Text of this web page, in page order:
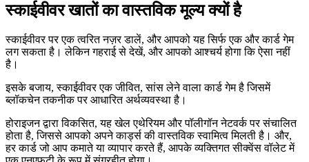
स्काईवीवर खातों का वास्तविक मूल्य क्यों है
स्काईवीवर पर एक त्वरित नज़र डालें, और आपको यह सिर्फ एक और कार्ड गेम
लग सकता है। लेकिन गहराई से देखें, और आपको आश्चर्य होगा कि ऐसा नहीं
है।
इसके बजाय, स्काईवीवर एक जीवित, सांस लेने वाला कार्ड गेम है जिसमें
ब्लॉकचेन तकनीक पर आधारित अर्थव्यवस्था है।
होराइजन द्वारा विकसित, यह खेल एथेरियम और पॉलीगॉन नेटवर्क पर संचालित
होता है, जिससे आपको अपने कार्ड्स की वास्तविक स्वामित्व मिलती है। और,
हर कार्ड जो आप कमाते या व्यापार करते हैं, आपके व्यक्तिगत सीक्वेंस वॉलेट में